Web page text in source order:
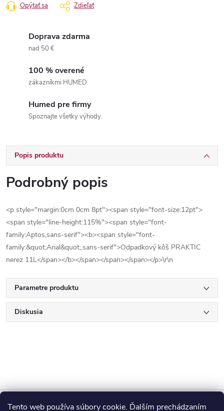
Tento web používa súbory cookie. Ďalším prechádzaním
Opýtať sa Zdieľať
Doprava zdarma
nad 50 €
100 % overené
zákazníkmi HUMED
Humed pre firmy
Spoznajte všetky výhody.
Popis produktu
Podrobný popis
<p style="margin:0cm 0cm 8pt"><span style="font-size:12pt">
<span style="line-height:115%"><span style="font-
family:Aptos,sans-serif"><b><span style="font-
family:&quot;Arial&quot;,sans-serif">Odpadkový kôš PRAKTIC
nerez 11L</span></b></span></span></span></p>\r\n
Parametre produktu
Diskusia
Z